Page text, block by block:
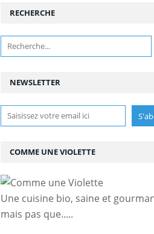
NEWSLETTER
RECHERCHE
COMME UNE VIOLETTE
Une cuisine bio, saine et
mais pas que.....